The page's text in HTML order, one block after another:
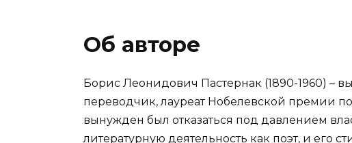
Об авторе
Борис Леонидович Пастернак (1890-1960) –
переводчик, лауреат Нобелевской премии по
вынужден был отказаться под давлением
литературную деятельность как поэт, и его